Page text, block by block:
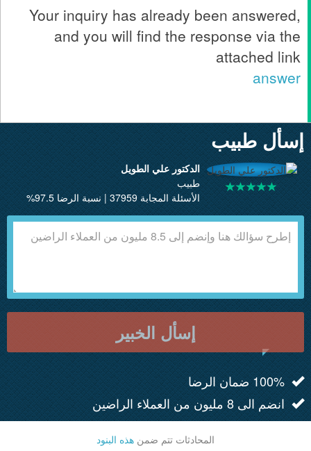
Your inquiry has already been answered,
and you will find the response via the
attached link
answer
إسأل طبيب
الدكتور علي الطويل
طبيب
الأسئلة المجابة 37959 | نسبة الرضا 97.5%
إسأل الخبير
100% ضمان الرضا
انضم الى 8 مليون من العملاء الراضين
المحادثات تتم ضمن هذه البنود